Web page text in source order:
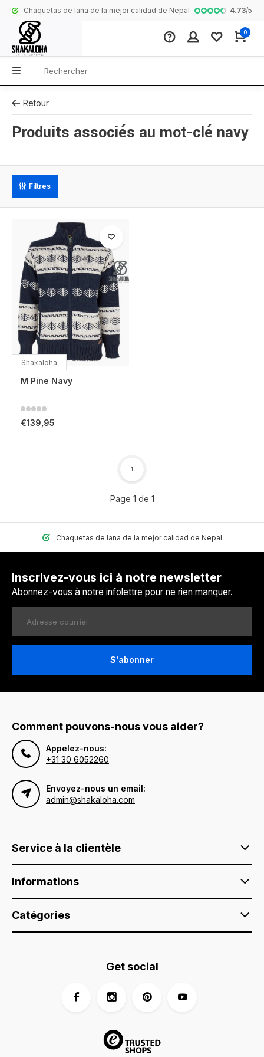
Chaquetas de lana de la mejor calidad de Nepal Collection
4.73/5
0
Retour
Produits associés au mot-clé navy
Filtres
Shakaloha
M Pine Navy
€139,95
Page 1 de 1
1
Chaquetas de lana de la mejor calidad de Nepal
Inscrivez-vous ici à notre newsletter
Abonnez-vous à notre infolettre pour ne rien manquer.
S'abonner
Comment pouvons-nous vous aider?
Appelez-nous:
+31 30 6052260
Envoyez-nous un email:
admin@shakaloha.com
Service à la clientèle
Informations
Catégories
Get social